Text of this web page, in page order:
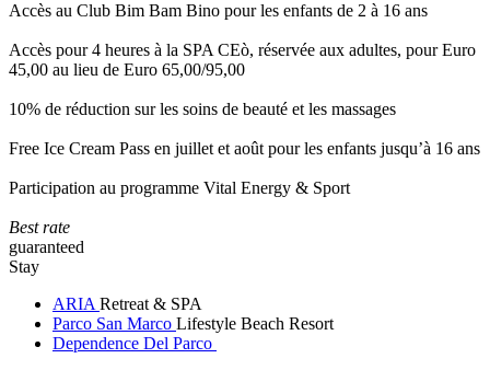
Accès au Club Bim Bam Bino pour les enfants de 2 à 16 ans
Accès pour 4 heures à la SPA CEò, réservée aux adultes, pour Euro
45,00 au lieu de Euro 65,00/95,00
10% de réduction sur les soins de beauté et les massages
Free Ice Cream Pass en juillet et août pour les enfants jusqu’à 16 ans
Participation au programme Vital Energy & Sport
Best rate
guaranteed
Stay
ARIA Retreat & SPA
Parco San Marco Lifestyle Beach Resort
Dependence Del Parco